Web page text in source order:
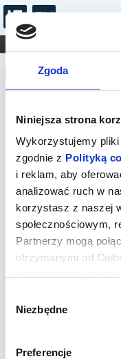
Zgoda
Niniejsza strona
Wykorzystujemy pliki
zgodnie z Polityką
i reklam, aby
analizować ruch w
korzystasz z naszej
społecznościowym,
Partnerzy mogą
otrzymanymi od
zgody
Niezbędne
Preferencje
FILHARMONIA
DLA DZIECI
Komunikat
Sprzedaż
została